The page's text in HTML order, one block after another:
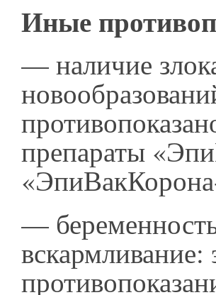
Иные
— наличие
препараты
—
вскармливание: